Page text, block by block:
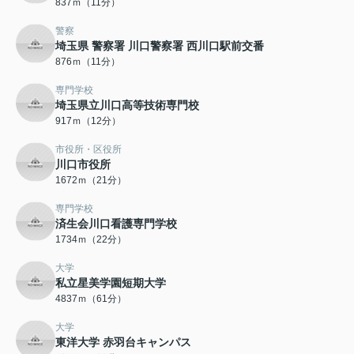
837ｍ（11分）
警察
埼玉県 警察署 川口警察署 西川口駅前交番
876ｍ（11分）
専門学校
埼玉県立川口高等技術専門校
917ｍ（12分）
市役所・区役所
川口市役所
1672ｍ（21分）
専門学校
済生会川口看護専門学校
1734ｍ（22分）
大学
私立星美学園短期大学
4837ｍ（61分）
大学
東洋大学 赤羽台キャンパス